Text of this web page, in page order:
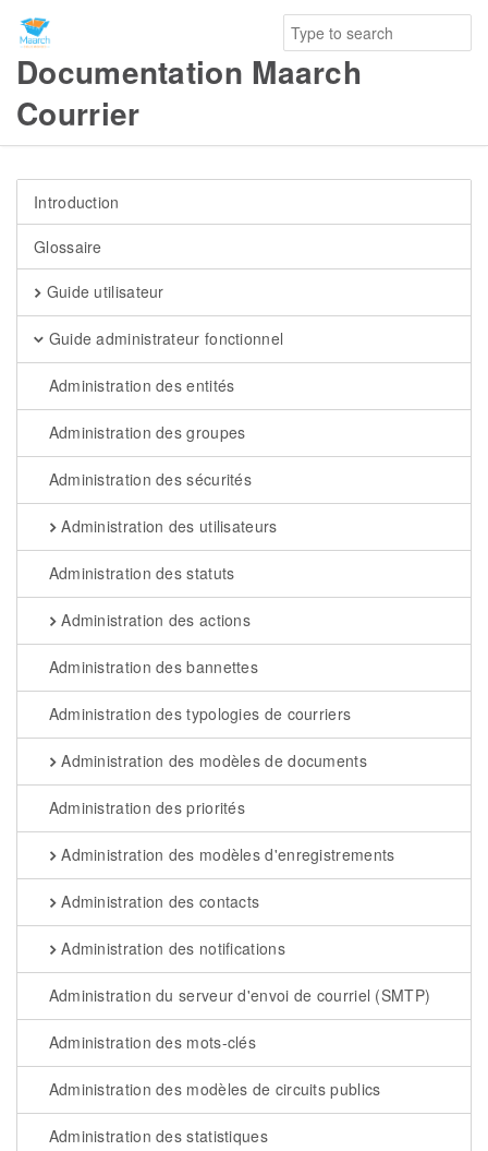
Documentation Maarch
Courrier
Introduction
Glossaire
Guide utilisateur
Guide administrateur fonctionnel
Administration des entités
Administration des groupes
Administration des sécurités
Administration des utilisateurs
Administration des statuts
Administration des actions
Administration des bannettes
Administration des typologies de courriers
Administration des modèles de documents
Administration des priorités
Administration des modèles d'enregistrements
Administration des contacts
Administration des notifications
Administration du serveur d'envoi de courriel (SMTP)
Administration des mots-clés
Administration des modèles de circuits publics
Administration des statistiques